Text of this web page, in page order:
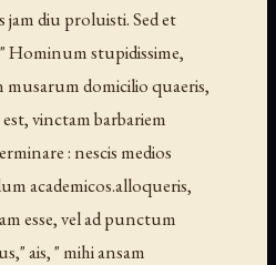
diu proluisti. Sed et
Hominum stupidissime,
domicilio quaeris,
vinctam barbariem
: nescis medios
academicos.alloqueris,
esse, vel ad punctum
ais, " mihi ansam